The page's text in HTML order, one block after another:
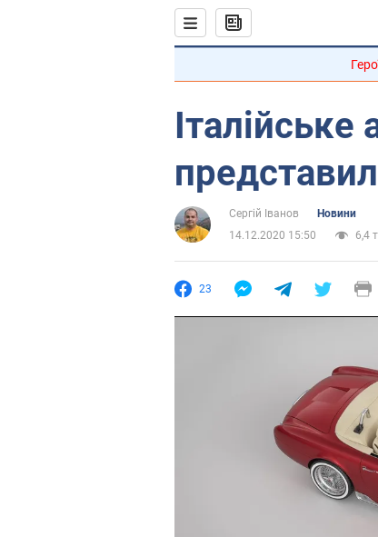
Сергій Іванов
Новини
14.12.2020 15:50
6,4
23